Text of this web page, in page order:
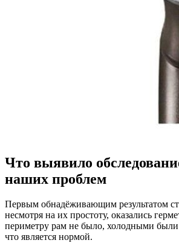
Что выявило
наших проблем
Первым обнадёживающим результатом
несмотря на их простоту, оказались
периметру рам не было, холодными были
что является нормой.